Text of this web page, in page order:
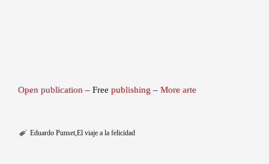
Open publication – Free publishing – More arte
Eduardo Punset El viaje a la felicidad